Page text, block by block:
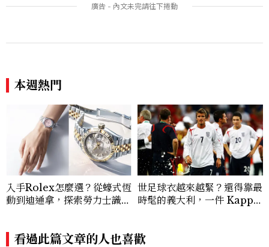
王、靠「這招」養成17吋螞蟻
本週熱門
入手Rolex怎麼選？從蠔式恆
動到迪通拿，探索勞力士識別
世足球衣越來越緊？還得靠最
時髦的義大利，一件 Kappa
看過此篇文章的人也喜歡